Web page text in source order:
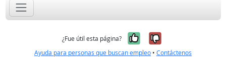
¿Fue útil esta página? Sí, fue útil
No, no fue
Ayuda para personas que buscan empleo • Contáctenos